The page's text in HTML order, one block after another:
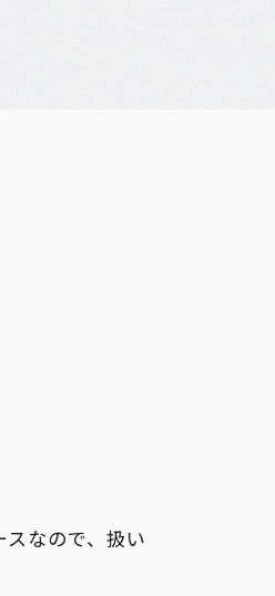
なので、扱い